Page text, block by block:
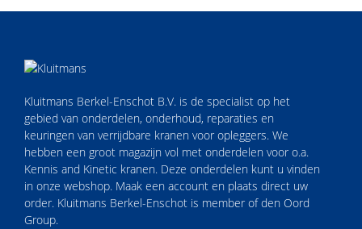
Kluitmans Berkel-Enschot B.V. is de specialist op het
gebied van onderdelen, onderhoud, reparaties en
keuringen van verrijdbare kranen voor opleggers. We
hebben een groot magazijn vol met onderdelen voor o.a.
Kennis and Kinetic kranen. Deze onderdelen kunt u vinden
in onze webshop. Maak een account en plaats direct uw
order. Kluitmans Berkel-Enschot is member of den Oord
Group.